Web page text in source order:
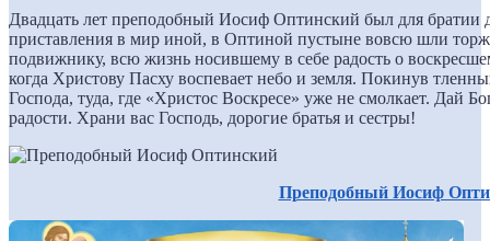
Двадцать лет преподобный Иосиф Оптинский был для братии
приставления в мир иной, в Оптиной пустыне вовсю шли
подвижнику, всю жизнь носившему в себе радость о
когда Христову Пасху воспевает небо и земля. Покинув
Господа, туда, где «Христос Воскресе» уже не смолкает. Дай
радости. Храни вас Господь, дорогие братья и сестры!
Преподобный Иосиф